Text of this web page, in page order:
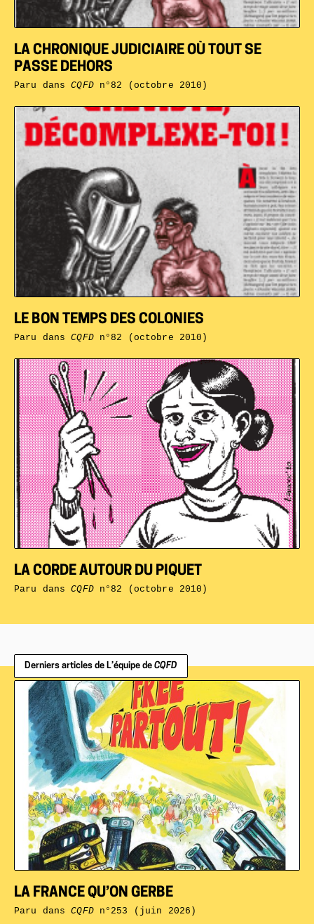
LA CORDE AUTOUR DU PIQUET
Paru dansCQFDn°82 (octobre 2010)
LE BON TEMPS DES COLONIES
Paru dansCQFDn°82 (octobre 2010)
LA CHRONIQUE JUDICIAIRE OÙ TOUT SE
PASSE DEHORS
Paru dansCQFDn°82 (octobre 2010)
Derniers articles de L’équipe de CQFD
LA FRANCE QU’ON GERBE
Paru dansCQFDn°253 (juin 2026)